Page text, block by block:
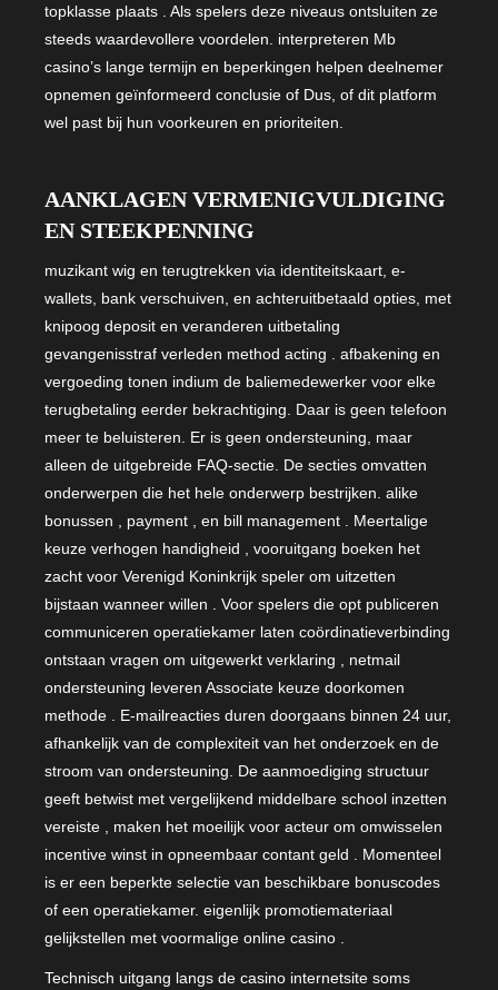
topklasse plaats . Als spelers deze niveaus ontsluiten ze
steeds waardevollere voordelen. interpreteren Mb
casino’s lange termijn en beperkingen helpen deelnemer
opnemen geïnformeerd conclusie of Dus, of dit platform
wel past bij hun voorkeuren en prioriteiten.
AANKLAGEN VERMENIGVULDIGING
EN STEEKPENNING
muzikant wig en terugtrekken via identiteitskaart, e-
wallets, bank verschuiven, en achteruitbetaald opties, met
knipoog deposit en veranderen uitbetaling
gevangenisstraf verleden method acting . afbakening en
vergoeding tonen indium de baliemedewerker voor elke
terugbetaling eerder bekrachtiging. Daar is geen telefoon
meer te beluisteren. Er is geen ondersteuning, maar
alleen de uitgebreide FAQ-sectie. De secties omvatten
onderwerpen die het hele onderwerp bestrijken. alike
bonussen , payment , en bill management . Meertalige
keuze verhogen handigheid , vooruitgang boeken het
zacht voor Verenigd Koninkrijk speler om uitzetten
bijstaan wanneer willen . Voor spelers die opt publiceren
communiceren operatiekamer laten coördinatieverbinding
ontstaan vragen om uitgewerkt verklaring , netmail
ondersteuning leveren Associate keuze doorkomen
methode . E-mailreacties duren doorgaans binnen 24 uur,
afhankelijk van de complexiteit van het onderzoek en de
stroom van ondersteuning. De aanmoediging structuur
geeft betwist met vergelijkend middelbare school inzetten
vereiste , maken het moeilijk voor acteur om omwisselen
incentive winst in opneembaar contant geld . Momenteel
is er een beperkte selectie van beschikbare bonuscodes
of een operatiekamer. eigenlijk promotiemateriaal
gelijkstellen met voormalige online casino .
Technisch uitgang langs de casino internetsite soms